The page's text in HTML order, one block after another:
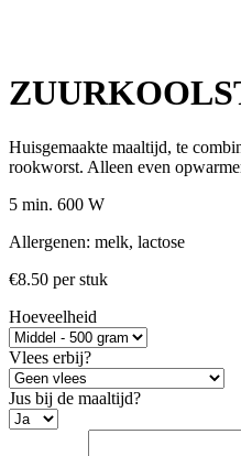
Huisgemaakte maaltijd, te
rookworst. Alleen even
5 min. 600 W
Allergenen: melk, lactose
€8.50 per stuk
Hoeveelheid
Vlees erbij?
Jus bij de maaltijd?